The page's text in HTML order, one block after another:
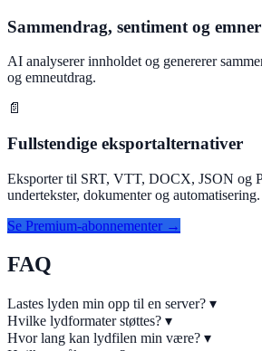
Sammendrag, sentiment og emner
AI analyserer innholdet og genererer
og emneutdrag.
📄
Fullstendige eksportalternativer
Eksporter til SRT, VTT, DOCX, JSON og
undertekster, dokumenter og automatisering.
Se Premium-abonnementer →
FAQ
Lastes lyden min opp til en server? ▾
Hvilke lydformater støttes? ▾
Hvor lang kan lydfilen min være? ▾